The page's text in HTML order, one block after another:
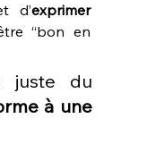
d’exprimer
“bon en
juste du
à une